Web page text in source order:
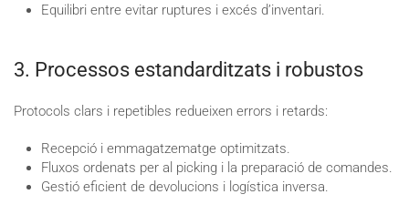
Equilibri entre evitar ruptures i excés d’inventari.
3. Processos estandarditzats i robustos
Protocols clars i repetibles redueixen errors i retards:
Recepció i emmagatzematge optimitzats.
Fluxos ordenats per al picking i la preparació de comandes.
Gestió eficient de devolucions i logística inversa.